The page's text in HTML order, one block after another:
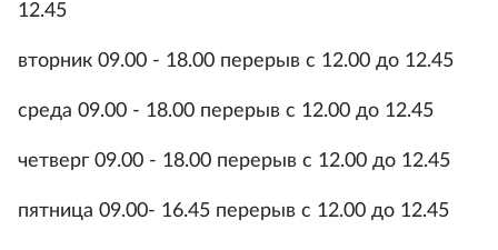
12.45
вторник 09.00 - 18.00 перерыв с 12.00 до 12.45
среда 09.00 - 18.00 перерыв с 12.00 до 12.45
четверг 09.00 - 18.00 перерыв с 12.00 до 12.45
пятница 09.00- 16.45 перерыв с 12.00 до 12.45